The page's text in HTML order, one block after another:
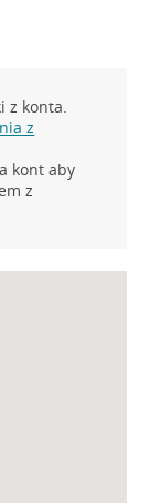
z konta.
z
kont aby
z